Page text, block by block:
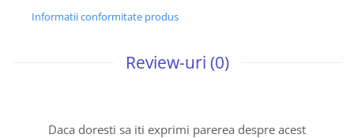
Informatii conformitate produs
Review-uri (0)
Daca doresti sa iti exprimi parerea despre acest